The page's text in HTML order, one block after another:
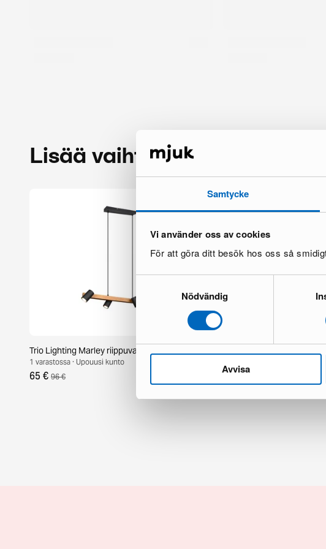
Samtycke
Vi använder oss av cookies
För att göra ditt besök hos oss så
Nödvändig
Avvisa
Lisää vaihtoehtoja
Trio Lighting Marley riippuvalaisin musta
1 varastossa · Upouusi kunto
65 € 96 € 79 €